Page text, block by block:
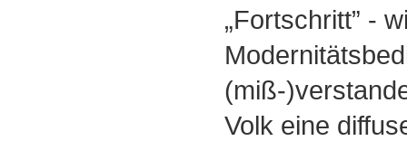
„Fortschritt” -
(miß-
Volk eine